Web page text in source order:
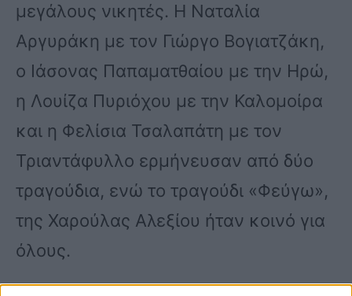
μεγάλους νικητές. Η Ναταλία
Αργυράκη με τον Γιώργο Βογιατζάκη,
ο Ιάσονας Παπαματθαίου με την Ηρώ,
η Λουίζα Πυριόχου με την Καλομοίρα
και η Φελίσια Τσαλαπάτη με τον
Τριαντάφυλλο ερμήνευσαν από δύο
τραγούδια, ενώ το τραγούδι «Φεύγω»,
της Χαρούλας Αλεξίου ήταν κοινό για
όλους.